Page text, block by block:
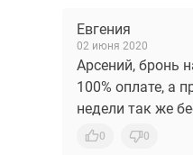
Евгения
02 июня 2020
Арсений, бронь
100% оплате, а
недели так же
0 0